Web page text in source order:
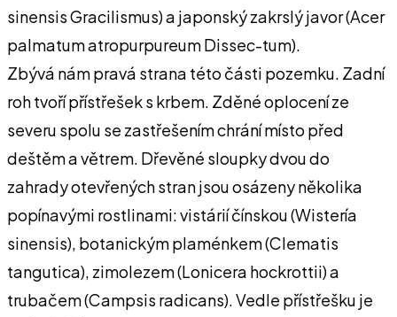
sinensis Gracilismus) a japonský zakrslý javor (Acer
palmatum atropurpureum Dissec-tum).
Zbývá nám pravá strana této části pozemku. Zadní
roh tvoří přístřešek s krbem. Zděné oplocení ze
severu spolu se zastřešením chrání místo před
deštěm a větrem. Dřevěné sloupky dvou do
zahrady otevřených stran jsou osázeny několika
popínavými rostlinami: vistárií čínskou (Wistería
sinensis), botanickým plaménkem (Clematis
tangutica), zimolezem (Lonicera hockrottii) a
trubačem (Campsis radicans). Vedle přístřešku je